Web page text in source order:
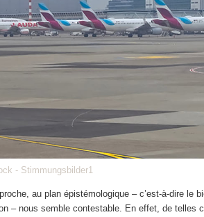
- Stimmungsbilder1
au plan épistémologique – c’est-à-dire le
– nous semble contestable. En effet, de telles